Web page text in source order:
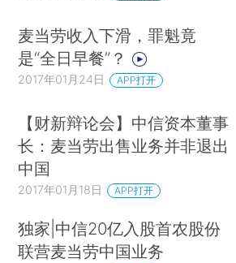
麦当劳收入下滑，罪魁竟
是“全日早餐”？
2017年01月24日 APP打开
【财新辩论会】中信资本董事
长：麦当劳出售业务并非退出
中国
2017年01月18日 APP打开
独家|中信20亿入股首农股份
联营麦当劳中国业务